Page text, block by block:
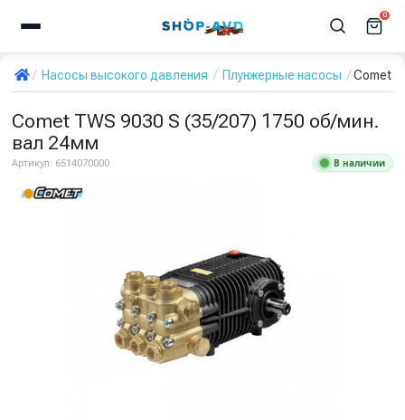
0
Насосы высокого давления Плунжерные насосы Comet
Comet TWS 9030 S (35/207) 1750 об/мин.
вал 24мм
Артикул: 6514070000 В наличии